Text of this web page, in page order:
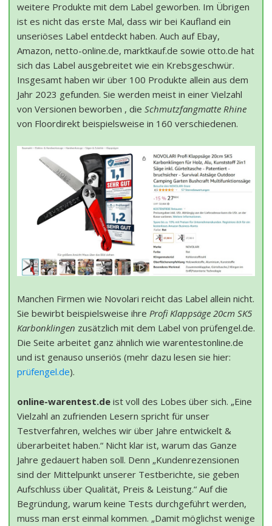
weitere Produkte mit dem Label geworben. Im Übrigen
ist es nicht das erste Mal, dass wir bei Kaufland ein
unseriöses Label entdeckt haben. Auch auf Ebay,
Amazon, netto-online.de, marktkauf.de sowie otto.de hat
sich das Label ausgebreitet wie ein Krebsgeschwür.
Insgesamt haben wir über 100 Produkte allein aus dem
Jahr 2023 gefunden. Sie werden meist in einer Vielzahl
von Versionen beworben , die Schmutzfangmatte Rhine
von Floordirekt beispielsweise in 160 verschiedenen.
Manchen Firmen wie Novolari reicht das Label allein nicht.
Sie bewirbt beispielsweise ihre Profi Klappsäge 20cm SK5
Karbonklingen zusätzlich mit dem Label von prüfengel.de.
Die Seite arbeitet ganz ähnlich wie warentestonline.de
und ist genauso unseriös (mehr dazu lesen sie hier:
prüfengel.de).
online-warentest.de ist voll des Lobes über sich. „Eine
Vielzahl an zufrienden Lesern spricht für unser
Testverfahren, welches wir über Jahre entwickelt &
überarbeitet haben.“ Nicht klar ist, warum das Ganze
Jahre gedauert haben soll. Denn „Kundenrezensionen
sind der Mittelpunkt unserer Testberichte, sie geben
Aufschluss über Qualität, Preis & Leistung.“ Auf die
Begründung, warum keine Tests durchgeführt werden,
muss man erst einmal kommen. „Damit möglichst wenige